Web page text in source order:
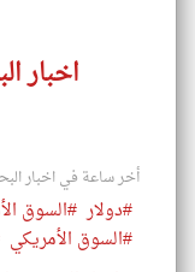
اخبار
أخر ساعة في اخبار
#دولار #السوق
#السوق الأمريكي